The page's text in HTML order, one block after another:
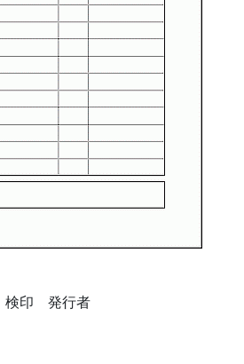
印 発行者